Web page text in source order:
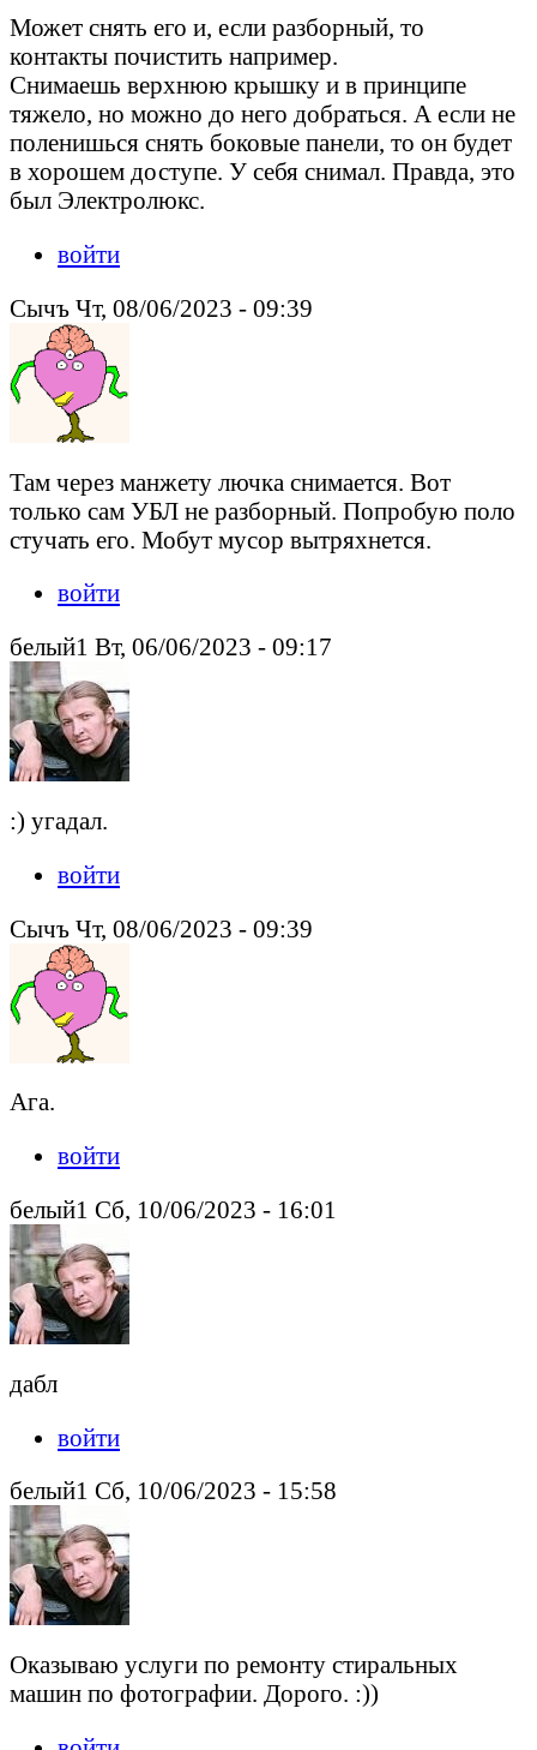
Может снять его и, если разборный, то
контакты почистить например.
Снимаешь верхнюю крышку и в принципе
тяжело, но можно до него добраться. А если не
поленишься снять боковые панели, то он будет
в хорошем доступе. У себя снимал. Правда, это
был Электролюкс.
войти
Сычъ Чт, 08/06/2023 - 09:39
Там через манжету лючка снимается. Вот
только сам УБЛ не разборный. Попробую поло
стучать его. Мобут мусор вытряхнется.
войти
белый1 Вт, 06/06/2023 - 09:17
:) угадал.
войти
Сычъ Чт, 08/06/2023 - 09:39
Ага.
войти
белый1 Сб, 10/06/2023 - 16:01
дабл
войти
белый1 Сб, 10/06/2023 - 15:58
Оказываю услуги по ремонту стиральных
машин по фотографии. Дорого. :))